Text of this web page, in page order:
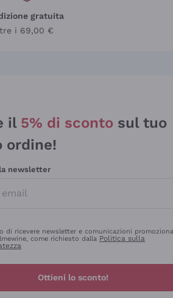
gratuita
i 69,00 €
il 5% di sconto sul tuo
ordine!
newsletter
di ricevere newsletter e comunicazioni
come richiesto dalla Politica sulla
Ottieni lo sconto!